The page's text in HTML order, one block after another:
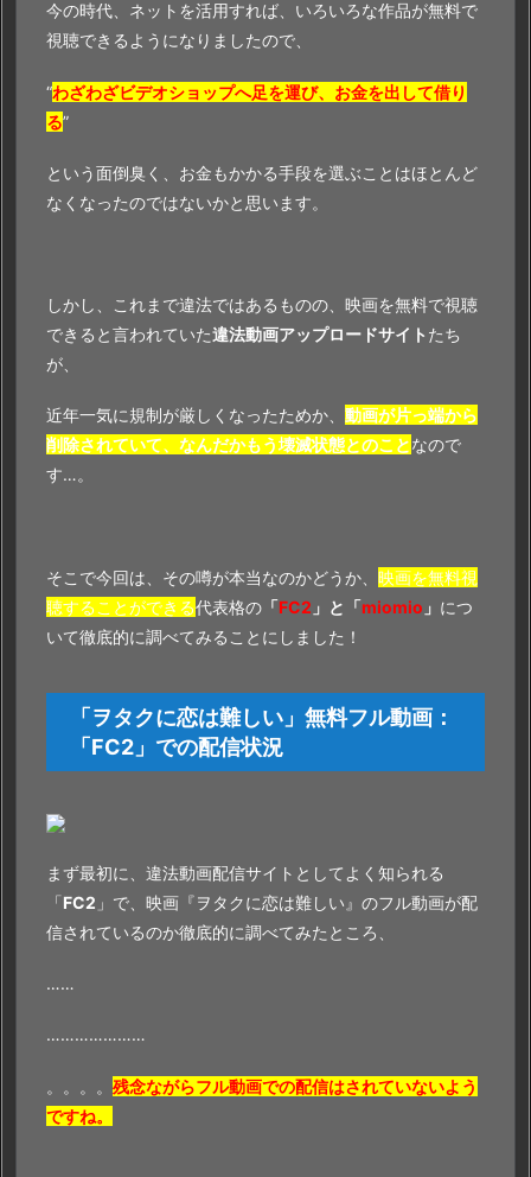
ク
は
難
き
る
今の時代、ネットを活用すれば、いろいろな作品が無料で
視聴できるようになりましたので、
“わざわざビデオショップへ足を運び、お金を出して借り
る”
という面倒臭く、お金もかかる手段を選ぶことはほとんど
なくなったのではないかと思います。
しかし、これまで違法ではあるものの、映画を無料で視聴
できると言われていた違法動画アップロードサイト たち
が、
近年一気に規制が厳しくなったためか、 動画が片っ端から
削除されていて、なんだかもう壊滅状態とのことなので
す…。
そこで今回は、その噂が本当なのかどうか、 映画を無料視
聴することができる代表格の 「FC2 」と「miomio 」 につ
いて徹底的に調べてみることにしました！
「ヲタクに恋は難しい」無料フル動画：
「FC2 」での配信状況
まず最初に、違法動画配信サイトとしてよく知られる
「FC2 」で、映画『ヲタクに恋は難しい』のフル動画が配
信されているのか徹底的に調べてみたところ、
……
…………………
。。。。 残念ながらフル動画での配信はされていないよう
ですね。